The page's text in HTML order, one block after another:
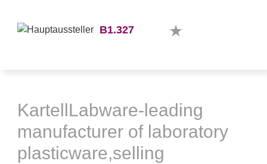
B1.327
KartellLabware-leading
manufacturer of laboratory
plasticware,selling